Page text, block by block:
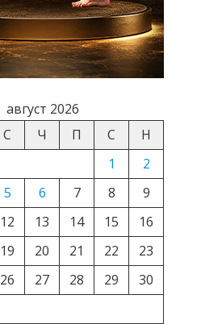
август 2026
С Ч П С
Н
1
2
5 6 7 8
9
12 13 14 15
16
19 20 21 22
23
26 27 28 29
30